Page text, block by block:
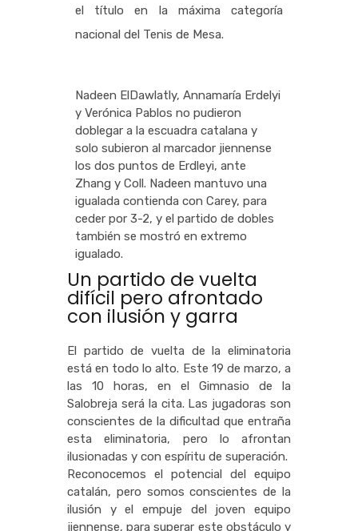
el título en la máxima categoría
nacional del Tenis de Mesa.
Nadeen ElDawlatly, Annamaría Erdelyi
y Verónica Pablos no pudieron
doblegar a la escuadra catalana y
solo subieron al marcador jiennense
los dos puntos de Erdleyi, ante
Zhang y Coll. Nadeen mantuvo una
igualada contienda con Carey, para
ceder por 3-2, y el partido de dobles
también se mostró en extremo
igualado.
Un partido de vuelta
difícil pero afrontado
con ilusión y garra
El partido de vuelta de la eliminatoria
está en todo lo alto. Este 19 de marzo, a
las 10 horas, en el Gimnasio de la
Salobreja será la cita. Las jugadoras son
conscientes de la dificultad que entraña
esta eliminatoria, pero lo afrontan
ilusionadas y con espíritu de superación.
Reconocemos el potencial del equipo
catalán, pero somos conscientes de la
ilusión y el empuje del joven equipo
jiennense, para superar este obstáculo y